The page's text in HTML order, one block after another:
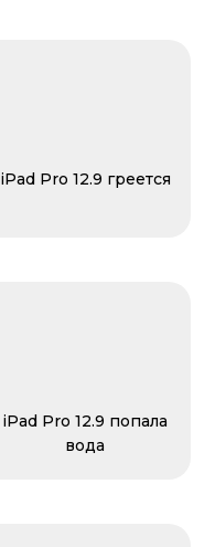
iPad Pro 12.9 греется
iPad Pro 12.9 попала
вода